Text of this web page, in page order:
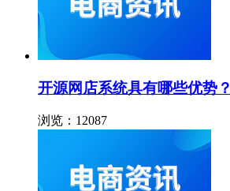
开源网店系统具有哪些优势？
浏览：12087